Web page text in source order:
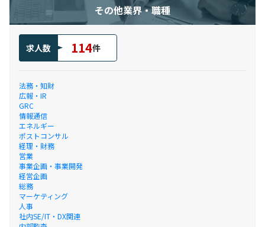
その他業界・職種
求人数 114件
法務・知財
広報・IR
GRC
情報通信
エネルギー
ポストコンサル
経理・財務
営業
事業企画・事業開発
経営企画
総務
マーケティング
人事
社内SE/IT・DX関連